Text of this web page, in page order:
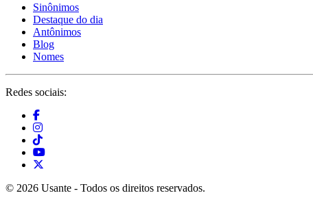
Sinônimos
Destaque do dia
Antônimos
Blog
Nomes
Redes sociais:
© 2026 Usante - Todos os direitos reservados.